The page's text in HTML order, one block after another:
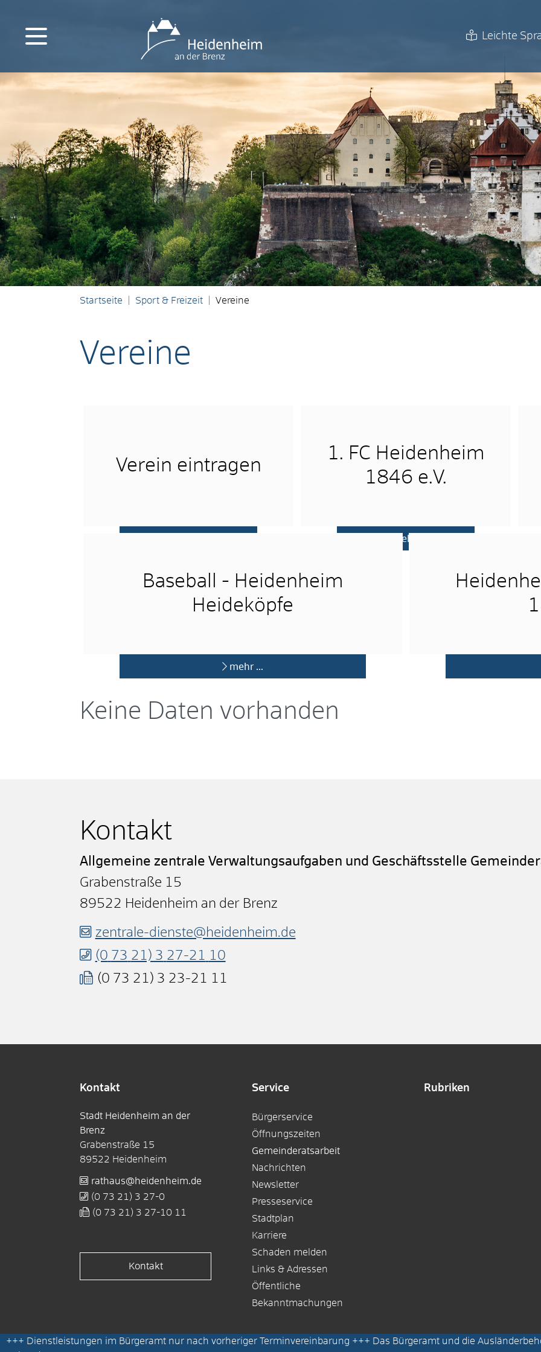
Leichte
Startseite Sport & Freizeit Vereine
Vereine
Verein eintragen
1. FC Heidenheim
1846 e.V.
mehr …
Baseball - Heidenheim
Heideköpfe
mehr …
Keine Daten vorhanden
Kontakt
Allgemeine zentrale Verwaltungsaufgaben und Geschäftsstelle
Grabenstraße 15
89522 Heidenheim an der Brenz
zentrale-dienste@heidenheim.de
(0 73 21) 3 27-21 10
(0 73 21) 3 23-21 11
Kontakt
Stadt Heidenheim an der
Brenz
Grabenstraße 15
89522 Heidenheim
rathaus@heidenheim.de
(0 73 21) 3 27-0
(0 73 21) 3 27-10 11
Kontakt
Service
Bürgerservice
Öffnungszeiten
Gemeinderatsarbeit
Nachrichten
Newsletter
Presseservice
Stadtplan
Karriere
Schaden melden
Links & Adressen
Öffentliche
Bekanntmachungen
Rubriken
+++ Dienstleistungen im Bürgeramt nur nach vorheriger Terminvereinbarung +++ Das Bürgeramt und die